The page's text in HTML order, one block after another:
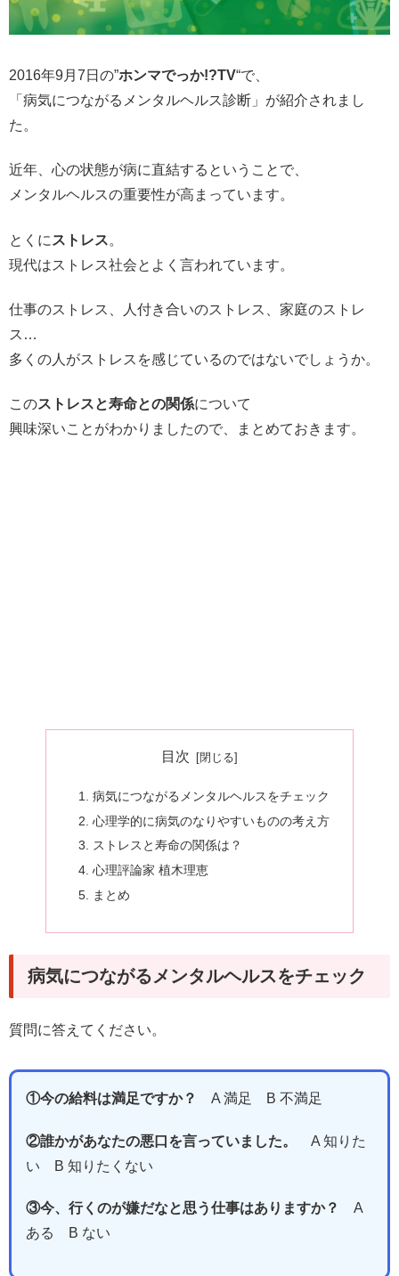
2016年9月7日の”ホンマでっか!?TV“で、
「 病気につながるメンタルヘルス診断 」が紹介されまし
た。
近年、心の状態が病に直結するということで、
メンタルヘルスの重要性が高まっています。
とくに ストレス。
現代はストレス社会とよく言われています。
仕事のストレス、人付き合いのストレス、家庭のストレ
ス…
多くの人がストレスを感じているのではないでしょうか。
このストレスと寿命との関係について
興味深いことがわかりましたので、まとめておきます。
目次
病気につながるメンタルヘルスをチェック
心理学的に病気のなりやすいものの考え方
ストレスと寿命の関係は？
心理評論家 植木理恵
まとめ
病気につながるメンタルヘルスをチェック
質問に答えてください。
①今の給料は満足ですか？ A 満足 B 不満足
②誰かがあなたの悪口を言っていました。
A 知りた
い B 知りたくない
③今、行くのが嫌だなと思う仕事はありますか？
A
ある B ない